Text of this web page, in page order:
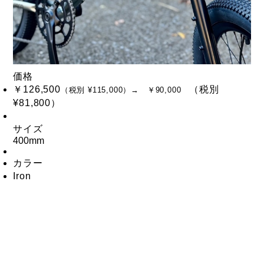
価格
￥126,500 （税別 ¥115,000） → ￥90,000
（税別
¥81,800）
サイズ
400mm
カラー
Iron